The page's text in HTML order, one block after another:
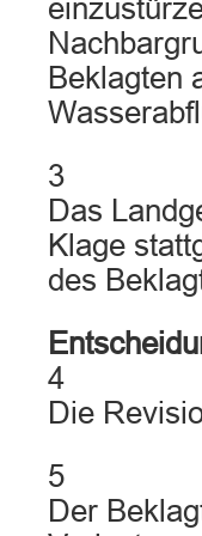
Beklagten
3
Das
Klage
des
4
Die
5
Der